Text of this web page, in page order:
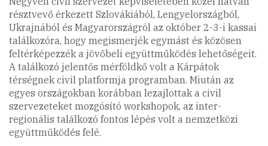
résztvevő érkezett Szlovákiából, Lengyelországból,
Ukrajnából és Magyarországról az október 2-3-i kassai
találkozóra, hogy megismerjék egymást és közösen
feltérképezzék a jövőbeli együttműködés lehetőségeit.
A találkozó jelentős mérföldkő volt a Kárpátok
térségnek civil platformja programban. Miután az
egyes országokban korábban lezajlottak a civil
szervezeteket mozgósító workshopok, az inter-
regionális találkozó fontos lépés volt a nemzetközi
együttműködés felé.